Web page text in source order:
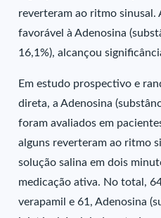
reverteram ao ritmo sinusal.
favorável à Adenosina
16,1%), alcançou
Em estudo prospectivo e
direta, a Adenosina
foram avaliados em
alguns reverteram ao ritmo
solução salina em dois
medicação ativa. No total,
verapamil e 61, Adenosina